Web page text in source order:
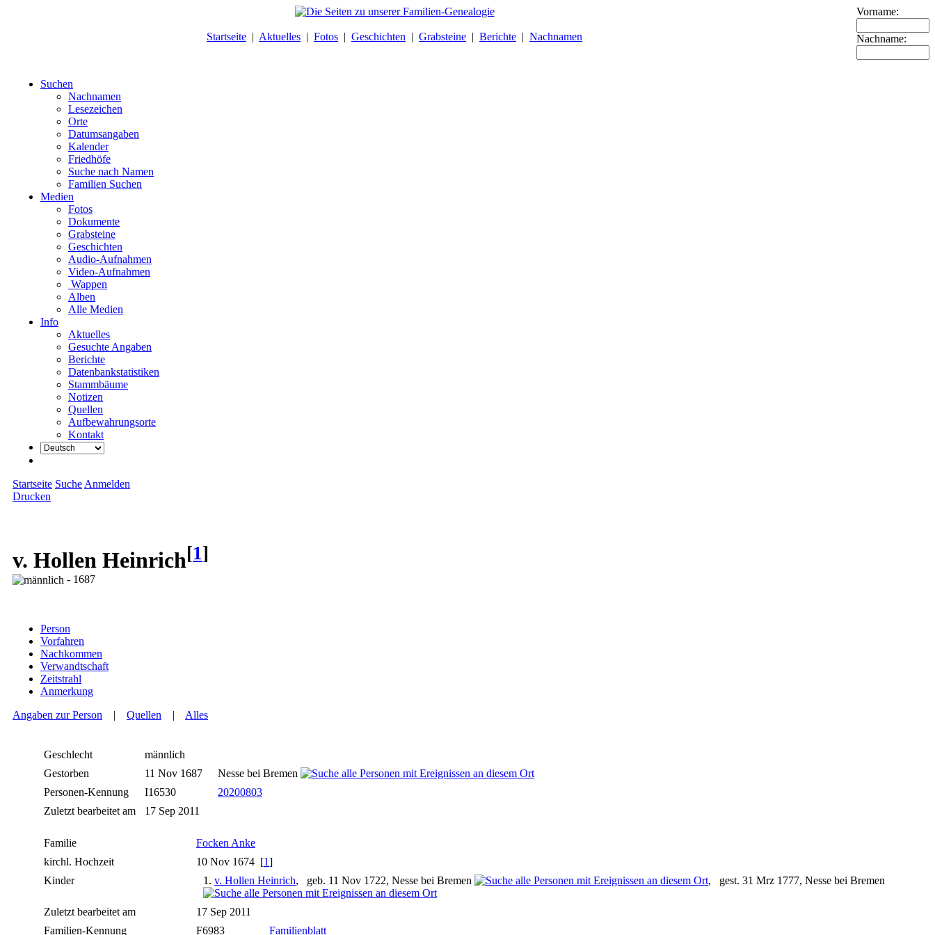
Startseite | Aktuelles | Fotos | Geschichten | Grabsteine | Berichte | Nachnamen
Vorname:
Nachname:
Suchen
Nachnamen
Lesezeichen
Orte
Datumsangaben
Kalender
Friedhöfe
Suche nach Namen
Familien Suchen
Medien
Fotos
Dokumente
Grabsteine
Geschichten
Audio-Aufnahmen
Video-Aufnahmen
Wappen
Alben
Alle Medien
Info
Aktuelles
Gesuchte Angaben
Berichte
Datenbankstatistiken
Stammbäume
Notizen
Quellen
Aufbewahrungsorte
Kontakt
Startseite Suche Anmelden
Drucken
v. Hollen Heinrich[1]
- 1687
Person
Vorfahren
Nachkommen
Verwandtschaft
Zeitstrahl
Anmerkung
Angaben zur Person | Quellen | Alles
Geschlecht
männlich
Gestorben
11 Nov 1687
Nesse bei Bremen
Personen-Kennung
I16530
20200803
Zuletzt bearbeitet am
17 Sep 2011
Familie
Focken Anke
kirchl. Hochzeit
10 Nov 1674 [1]
Kinder
1. v. Hollen Heinrich, geb. 11 Nov 1722, Nesse bei Bremen , gest. 31 Mrz 1777, Nesse bei Bremen
Zuletzt bearbeitet am
17 Sep 2011
Familien-Kennung
F6983 Familienblatt